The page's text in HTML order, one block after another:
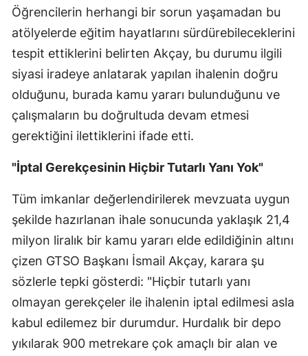
Yozgat
Zonguldak
Aksaray
Bayburt
Karaman
Kırıkkale
Batman
Şırnak
Ardahan
Iğdır
Öğrencilerin herhangi bir sorun yaşamadan bu
atölyelerde eğitim hayatlarını sürdürebileceklerini
tespit ettiklerini belirten Akçay, bu durumu ilgili
siyasi iradeye anlatarak yapılan ihalenin doğru
olduğunu, burada kamu yararı bulunduğunu ve
çalışmaların bu doğrultuda devam etmesi
gerektiğini ilettiklerini ifade etti.
"İptal Gerekçesinin Hiçbir Tutarlı Yanı Yok"
Tüm imkanlar değerlendirilerek mevzuata uygun
şekilde hazırlanan ihale sonucunda yaklaşık 21,4
milyon liralık bir kamu yararı elde edildiğinin altını
çizen GTSO Başkanı İsmail Akçay, karara şu
sözlerle tepki gösterdi: "Hiçbir tutarlı yanı
olmayan gerekçeler ile ihalenin iptal edilmesi asla
kabul edilemez bir durumdur. Hurdalık bir depo
yıkılarak 900 metrekare çok amaçlı bir alan ve